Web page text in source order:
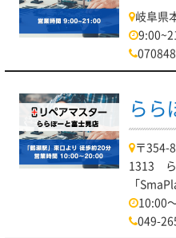
加えて、アップグレードもお
さて、対応メーカーは
TOSHIBA、FUJITSU、
Lenovo、HP、Acer、APPLE
様々なPCメーカーでも即日対
パソコン修理リペアマスター
埼玉高速鉄道線「鳩ヶ谷駅」
イオンモール川口内3階に店
もし、店舗がわからない場合
最後になりますが、本日もお
岐阜県
らら
〒354-
1313 ら
「
10:00
049-